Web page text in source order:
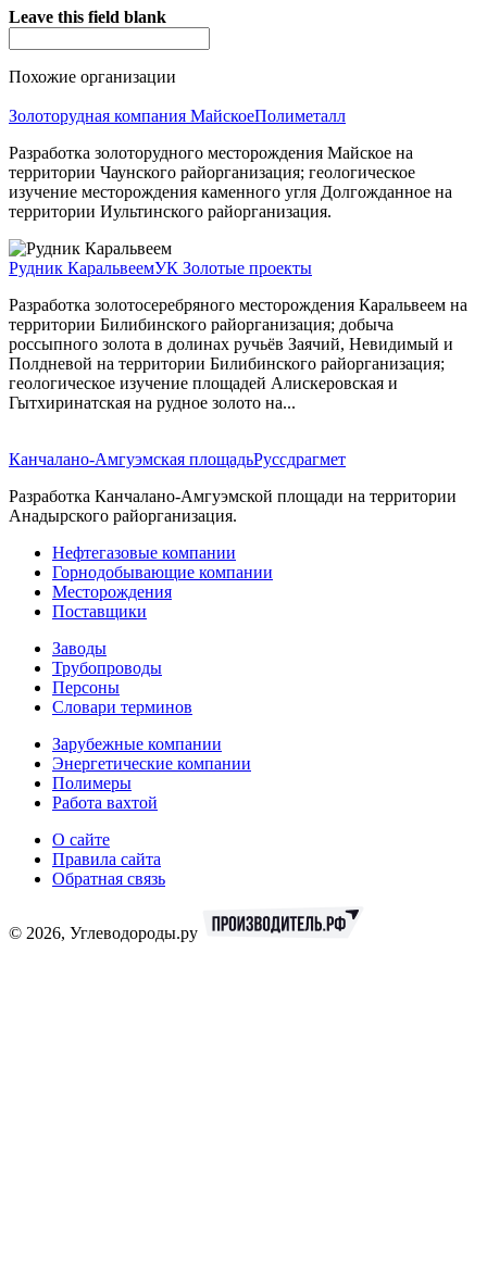
Leave this field blank
Похожие организации
Золоторудная компания МайскоеПолиметалл
Разработка золоторудного месторождения Майское на
территории Чаунского райорганизация; геологическое
изучение месторождения каменного угля Долгожданное на
территории Иультинского райорганизация.
Рудник КаральвеемУК Золотые проекты
Разработка золотосеребряного месторождения Каральвеем на
территории Билибинского райорганизация; добыча
россыпного золота в долинах ручьёв Заячий, Невидимый и
Полдневой на территории Билибинского райорганизация;
геологическое изучение площадей Алискеровская и
Гытхиринатская на рудное золото на...
Канчалано-Амгуэмская площадьРуссдрагмет
Разработка Канчалано-Амгуэмской площади на территории
Анадырского райорганизация.
Нефтегазовые компании
Горнодобывающие компании
Месторождения
Поставщики
Заводы
Трубопроводы
Персоны
Словари терминов
Зарубежные компании
Энергетические компании
Полимеры
Работа вахтой
О сайте
Правила сайта
Обратная связь
© 2026, Углеводороды.ру